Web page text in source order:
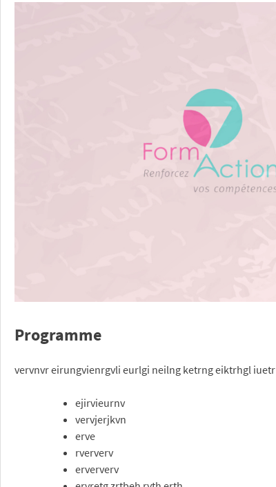
Programme
vervnvr eirungvienrgvli eurlgi neilng ketrng eiktrhgl iuetr
ejirvieurnv
vervjerjkvn
erve
rververv
erververv